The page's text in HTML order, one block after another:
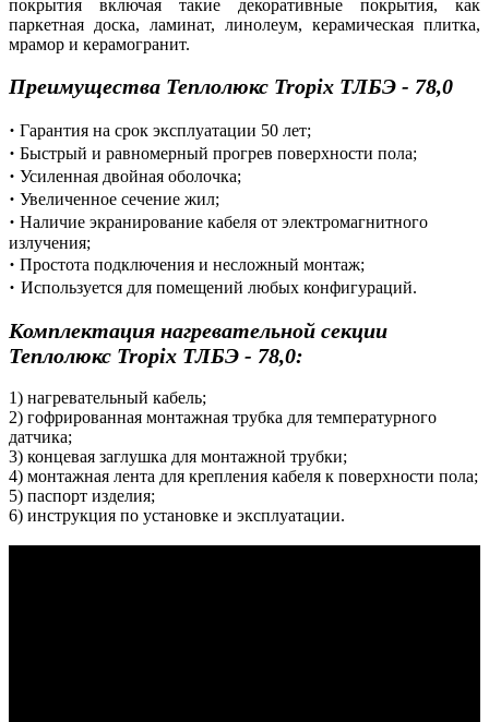
покрытия включая такие декоративные покрытия, как
паркетная доска, ламинат, линолеум, керамическая плитка,
мрамор и керамогранит.
Преимущества Теплолюкс Tropix ТЛБЭ - 78,0
· Гарантия на срок эксплуатации 50 лет;
· Быстрый и равномерный прогрев поверхности пола;
· Усиленная двойная оболочка;
· Увеличенное сечение жил;
· Наличие экранирование кабеля от электромагнитного
излучения;
· Простота подключения и несложный монтаж;
· Используется для помещений любых конфигураций.
Комплектация нагревательной секции
Теплолюкс Tropix ТЛБЭ - 78,0:
1) нагревательный кабель;
2) гофрированная монтажная трубка для температурного
датчика;
3) концевая заглушка для монтажной трубки;
4) монтажная лента для крепления кабеля к поверхности пола;
5) паспорт изделия;
6) инструкция по установке и эксплуатации.